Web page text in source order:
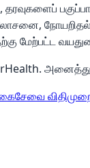
தரவுகளைப்
நோயறிதல்
மேற்பட்ட
சேவை